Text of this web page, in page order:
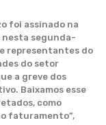
foi assinado na
segunda-
representantes do
do setor
a greve dos
Baixamos esse
como
faturamento”,